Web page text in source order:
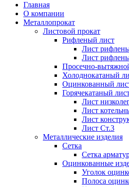
Главная
О компании
Металлопрокат
Листовой прокат
Рифленый лист
Лист
Лист
Просечно-
Холоднокатаный
Оцинкованный
Горячекатаный
Лист
Лист
Лист
Лист Ст.3
Металлические изделия
Сетка
Сетка
Оцинкованные
Уголок
Полоса